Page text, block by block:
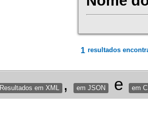
1 resultados
Resultados em XML , em JSON e em